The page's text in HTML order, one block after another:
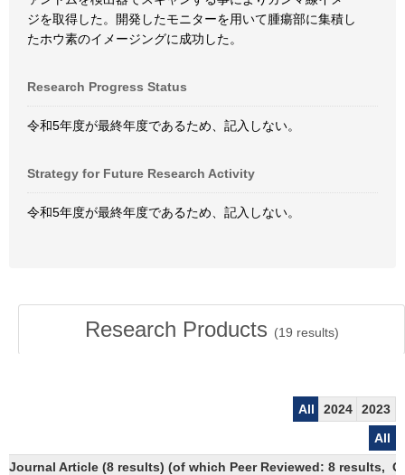
ジを取得した。開発したモニターを用いて腫瘍部に集積し
たホウ素のイメージングに成功した。
Research Progress Status
令和5年度が最終年度であるため、記入しない。
Strategy for Future Research Activity
令和5年度が最終年度であるため、記入しない。
Research Products (19 results)
All 2024
2023
All
Journal Article (8 results) (of which Peer Reviewed: 8 results,